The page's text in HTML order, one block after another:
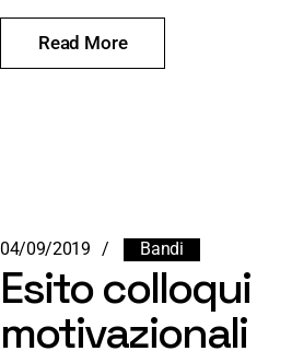
Read More
04/09/2019 Bandi
Esito colloqui
motivazionali